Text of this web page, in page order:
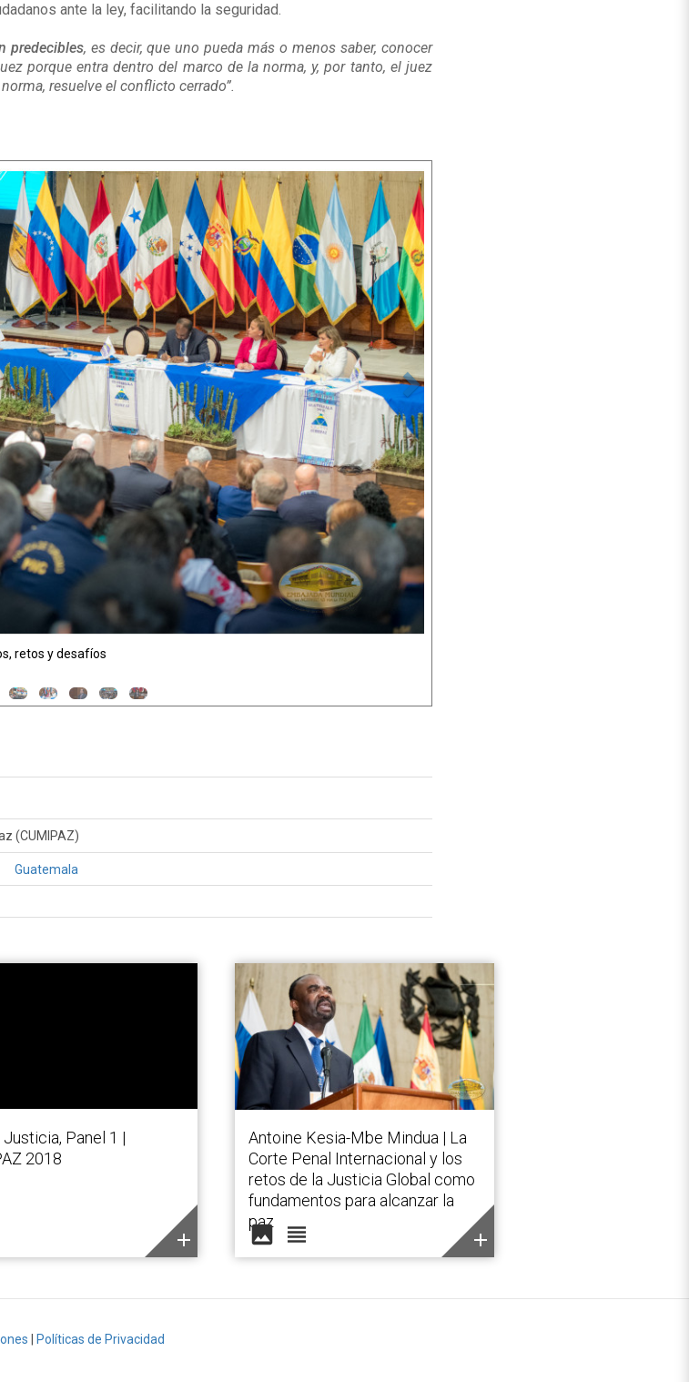
ante la ley, facilitando la seguridad.
predecibles, es decir, que uno pueda más o menos saber, conocer
porque entra dentro del marco de la norma, y, por tanto, el juez
resuelve el conflicto cerrado”.
Lara, Luz del Carmen Ibáñez Carranza
Siguiente
(CUMIPAZ)
Guatemala
Panel 1 |
2018
add
Antoine Kesia-Mbe Mindua | La
Corte Penal Internacional y los
retos de la Justicia Global como
fundamentos para alcanzar la
paz
image view_headline add
Políticas de Privacidad